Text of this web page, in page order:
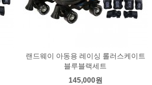
랜드웨이 아동용 레이싱 롤러스케이트
블루블랙세트
145,000원